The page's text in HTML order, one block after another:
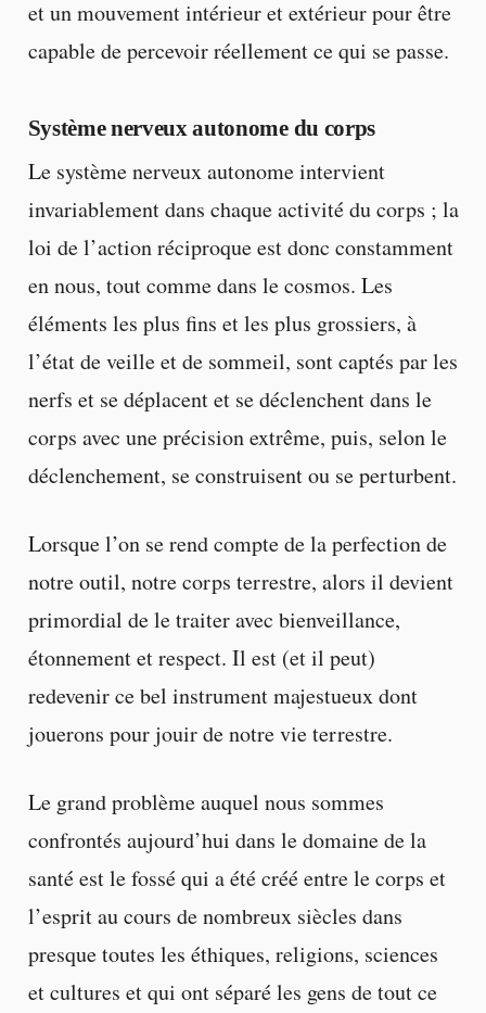
et un mouvement intérieur et extérieur pour être
capable de percevoir réellement ce qui se passe.
Système nerveux autonome du corps
Le système nerveux autonome intervient
invariablement dans chaque activité du corps ; la
loi de l’action réciproque est donc constamment
en nous, tout comme dans le cosmos. Les
éléments les plus fins et les plus grossiers, à
l’état de veille et de sommeil, sont captés par les
nerfs et se déplacent et se déclenchent dans le
corps avec une précision extrême, puis, selon le
déclenchement, se construisent ou se perturbent.
Lorsque l’on se rend compte de la perfection de
notre outil, notre corps terrestre, alors il devient
primordial de le traiter avec bienveillance,
étonnement et respect. Il est (et il peut)
redevenir ce bel instrument majestueux dont
jouerons pour jouir de notre vie terrestre.
Le grand problème auquel nous sommes
confrontés aujourd’hui dans le domaine de la
santé est le fossé qui a été créé entre le corps et
l’esprit au cours de nombreux siècles dans
presque toutes les éthiques, religions, sciences
et cultures et qui ont séparé les gens de tout ce